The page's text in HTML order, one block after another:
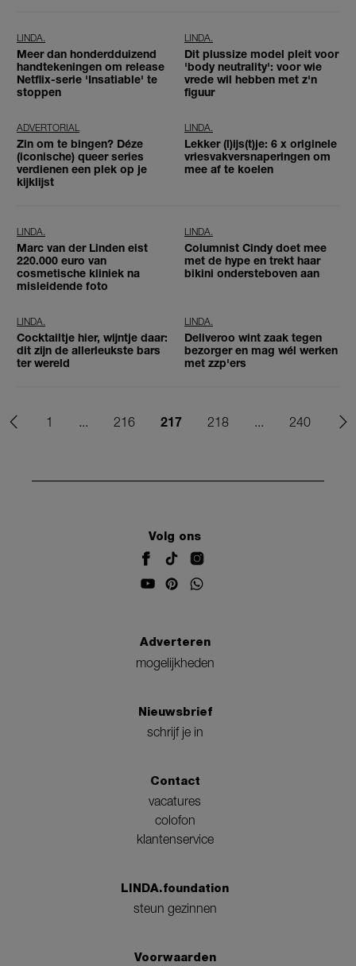
LINDA.
Meer dan honderdduizend
handtekeningen om release
Netflix-serie 'Insatiable' te
stoppen
LINDA.
Dit plussize model pleit voor
'body neutrality': voor wie
vrede wil hebben met z'n
figuur
ADVERTORIAL
Zin om te bingen? Déze
(iconische) queer series
verdienen een plek op je
kijklijst
LINDA.
Lekker (l)ijs(t)je: 6 x originele
vriesvakversnaperingen om
mee af te koelen
LINDA.
Marc van der Linden eist
220.000 euro van
cosmetische kliniek na
misleidende foto
LINDA.
Columnist Cindy doet mee
met de hype en trekt haar
bikini ondersteboven aan
LINDA.
Cocktailtje hier, wijntje daar:
dit zijn de allerleukste bars
ter wereld
LINDA.
Deliveroo wint zaak tegen
bezorger en mag wél werken
met zzp'ers
1 ... 216 217 218 ... 240
Volg ons
Adverteren
mogelijkheden
Nieuwsbrief
schrijf je in
Contact
vacatures
colofon
klantenservice
LINDA.foundation
steun gezinnen
Voorwaarden